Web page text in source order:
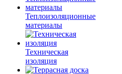
Теплоизоляционные
материалы
Техническая
изоляция